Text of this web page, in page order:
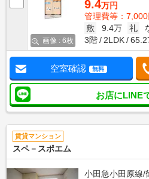
画像 : 6枚
9.4万円
管理費等：7,000
敷
9.4万 礼
3階
2LDK
空室確認 無料
お店にLINE
賃貸マンション
スペ－スポエム
小田急小田原線/